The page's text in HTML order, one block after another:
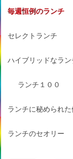
毎週恒例のランチ
セレクトランチ
ハイブリッドなラン
ランチ１００
ランチに秘められた
ランチのセオリー